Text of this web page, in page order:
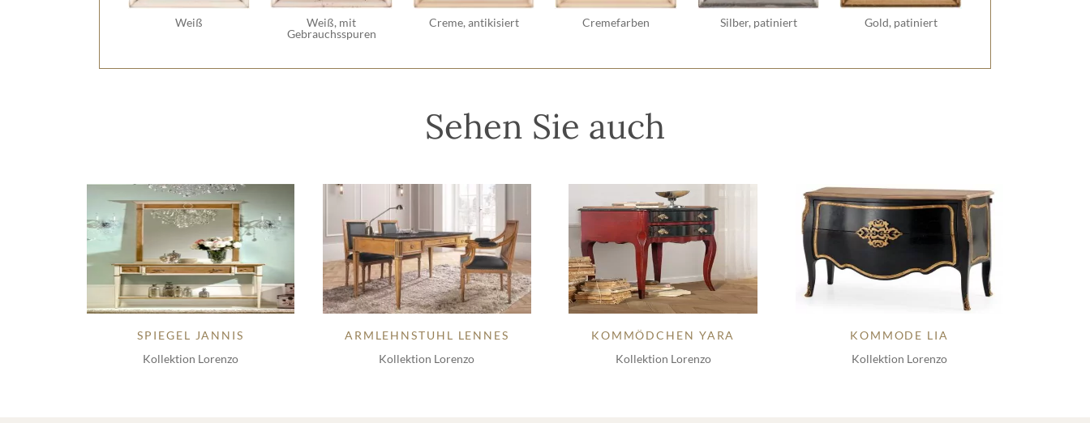
Weiß
Weiß, mit
Gebrauchsspuren
Creme, antikisiert Cremefarben Silber, patiniert Gold, patiniert
Sehen Sie auch
SPIEGEL JANNIS
Kollektion Lorenzo
ARMLEHNSTUHL LENNES
Kollektion Lorenzo
KOMMÖDCHEN YARA
Kollektion Lorenzo
KOMMODE LIA
Kollektion Lorenzo